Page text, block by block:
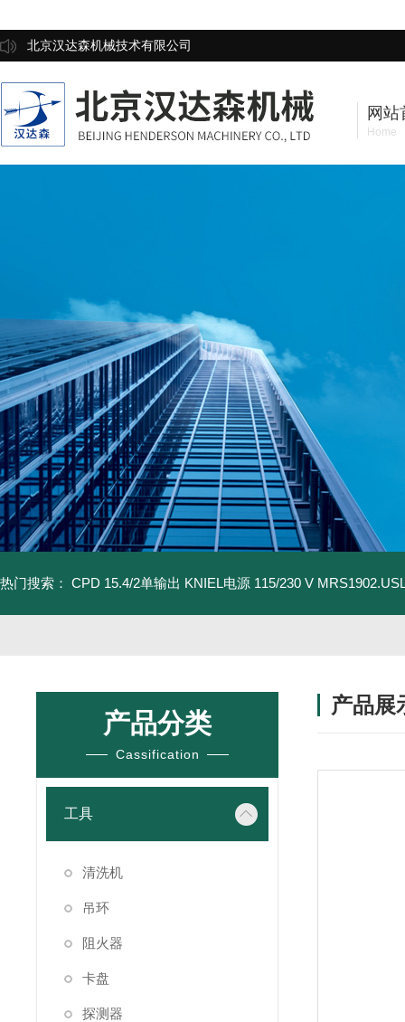
北京汉达森机械技术有限公司
网站
Home
热门搜索： CPD 15.4/2单输出 KNIEL电源 115/230 V
产品分类
Cassification
工具
清洗机
吊环
阻火器
卡盘
探测器
产品展